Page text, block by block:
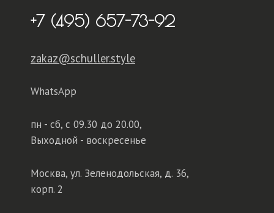
+7 (495) 657-73-92
zakaz@schuller.style
WhatsApp
пн - сб, с 09.30 до 20.00,
Выходной - воскресенье
Москва, ул. Зеленодольская, д. 36,
корп. 2